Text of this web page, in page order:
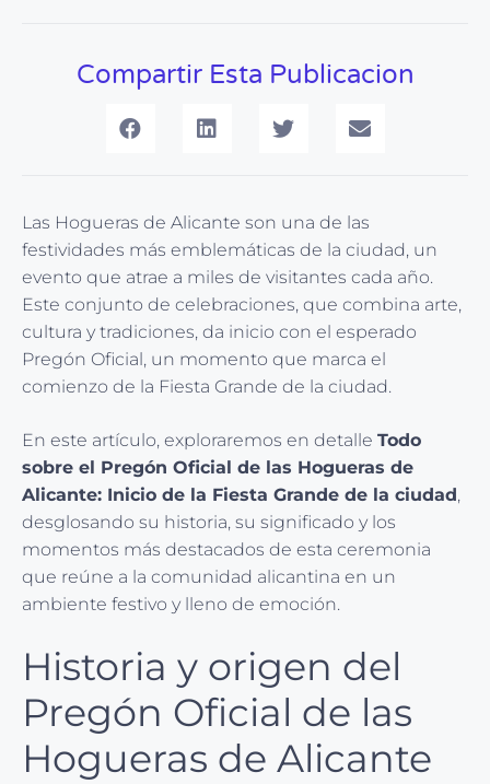
Compartir Esta Publicacion
Las Hogueras de Alicante son una de las
festividades más emblemáticas de la ciudad, un
evento que atrae a miles de visitantes cada año.
Este conjunto de celebraciones, que combina arte,
cultura y tradiciones, da inicio con el esperado
Pregón Oficial, un momento que marca el
comienzo de la Fiesta Grande de la ciudad.
En este artículo, exploraremos en detalle Todo
sobre el Pregón Oficial de las Hogueras de
Alicante: Inicio de la Fiesta Grande de la ciudad ,
desglosando su historia, su significado y los
momentos más destacados de esta ceremonia
que reúne a la comunidad alicantina en un
ambiente festivo y lleno de emoción.
Historia y origen del
Pregón Oficial de las
Hogueras de Alicante